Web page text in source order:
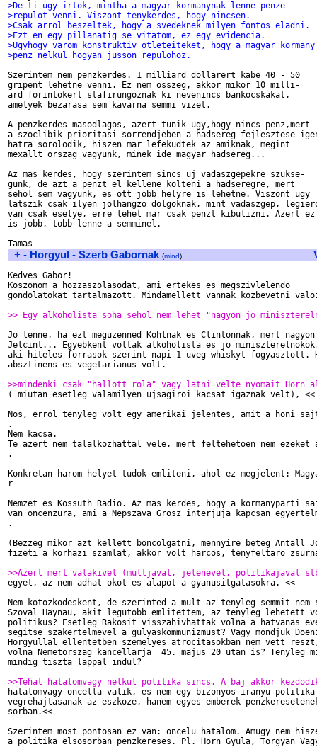
>De ti ugy irtok, mintha a magyar kormanynak lenne penze
>repulot venni. Viszont tenykerdes, hogy nincsen.
>Csak arrol beszeltek, hogy a svedeknek milyen fontos eladni.
>Ezt en egy pillanatig se vitatom, ez egy evidencia.
>Ugyhogy varom konstruktiv otleteiteket, hogy a magyar kormany
>penz nelkul hogyan jusson repulohoz.
Szerintem nem penzkerdes. 1 milliard dollarert kabe 40 - 50
gripent lehetne venni. Ez nem osszeg, akkor mikor 10 milli-
ard forintokert stafirungoznak ki nevenincs bankocskakat,
amelyek bezarasa sem kavarna semmi vizet.
A penzkerdes masodlagos, azert tunik ugy,hogy nincs penz,mert
a szoclibik prioritasi sorrendjeben a hadsereg fejlesztese
hatra sorolodik, hiszen mar lefekudtek az amiknak, megint
mexallt orszag vagyunk, minek ide magyar hadsereg...
Az mas kerdes, hogy szerintem sincs uj vadaszgepekre szukse-
gunk, de azt a penzt el kellene kolteni a hadseregre, mert
sehol sem vagyunk, es ott jobb helyre is lehetne. Viszont ugy
latszik csak ilyen jolhangzo dolgoknak, mint vadaszgep,
van csak eselye, erre lehet mar csak penzt kibulizni. Azert ez
is jobb, tobb lenne a semminel.
+ - Horgyul - Szerb Gabornak (mind)
Kedves Gabor!
Koszonom a hozzaszolasodat, ami ertekes es megszivlelendo
gondolatokat tartalmazott. Mindamellett vannak kozbevetni
>> Egy alkoholista soha sehol nem lehet "nagyon jo
Jo lenne, ha ezt meguzenned Kohlnak es Clintonnak, mert nagyon
Jelcint... Egyebkent voltak alkoholista es jo
aki hiteles forrasok szerint napi 1 uveg whiskyt
absztinens es vegetarianus volt.
>>mindenki csak "hallott rola" vagy latni velte nyomait Horn
( miutan esetleg valamilyen ujsagiroi kacsat igaznak velt), <<
Nos, errol tenyleg volt egy amerikai jelentes, amit a honi
.
Nem kacsa.
Te azert nem talalkozhattal vele, mert feltehetoen nem ezeket
.
Konkretan harom helyet tudok emliteni, ahol ez megjelent:
r
Nemzet es Kossuth Radio. Az mas kerdes, hogy a kormanyparti
van oncenzura, ami a Nepszava Grosz interjuja kapcsan
.
(Bezzeg mikor azt kellett boncolgatni, mennyire beteg Antall
fizeti a korhazi szamlat, akkor volt harcos, tenyfeltaro
>>Azert mert valakivel (multjaval, jelenevel, politikajaval
egyet, az nem adhat okot es alapot a gyanusitgatasokra. <<
Nem kotozkodeskent, de szerinted a mult az tenyleg semmit
Szoval Haynau, akit legutobb emlitettem, az tenyleg lehetett
politikus? Esetleg Rakosit visszahivhattak volna a hatvanas
segitse szakertelmevel a gulyaskommunizmust? Vagy mondjuk
Horgyullal ellentetben szemelyes atrocitasokban nem vett
volna Nemetorszag kancellarja  45. majus 20 utan is? Tenyleg
mindig tiszta lappal indul?
>>Tehat hatalomvagy nelkul politika sincs. A baj akkor
hatalomvagy oncella valik, es nem egy bizonyos iranyu politika
vegrehajtasanak az eszkoze, hanem egyes emberek
sorban.<<
Szerintem most pontosan ez van: oncelu hatalom. Amugy nem
a politika elsosorban penzkereses. Pl. Horn Gyula, Torgyan